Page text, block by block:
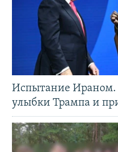
Испытание Ираном.
улыбки Трампа и